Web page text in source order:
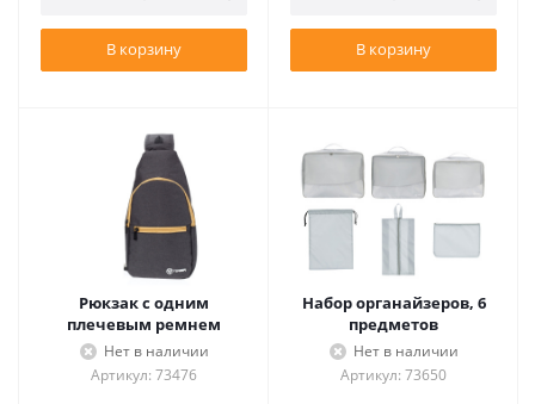
В корзину В корзину
Рюкзак с одним
плечевым ремнем
Нет в наличии
Артикул: 73476
Набор органайзеров, 6
предметов
Нет в наличии
Артикул: 73650